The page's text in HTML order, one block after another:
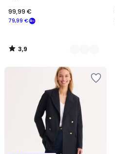
79,99 €
99,99 €
3,9
/